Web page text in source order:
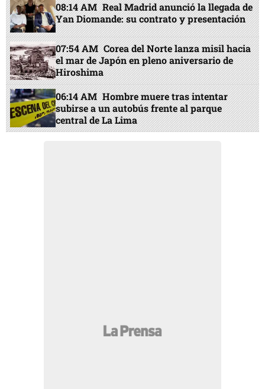
08:14 AM Real Madrid anunció la llegada de
Yan Diomande: su contrato y presentación
07:54 AM Corea del Norte lanza misil hacia
el mar de Japón en pleno aniversario de
Hiroshima
06:14 AM Hombre muere tras intentar
subirse a un autobús frente al parque
central de La Lima